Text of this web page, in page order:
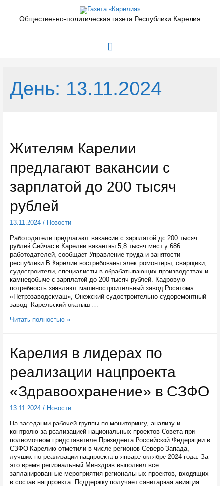
содержимомуОбщественно-политическая газета Республики Карелия
Главное
День: 13.11.2024
Жителям Карелии
предлагают вакансии с
зарплатой до 200 тысяч
рублей
13.11.2024/ Новости
Работодатели предлагают вакансии с зарплатой до 200 тысяч
рублей Сейчас в Карелии вакантны 5,8 тысяч мест у 686
работодателей, сообщает Управление труда и занятости
республики В Карелии востребованы электромонтеры, сварщики,
судостроители, специалисты в обрабатывающих производствах и
камнедобыче с зарплатой до 200 тысяч рублей. Кадровую
потребность заявляют машиностроительный завод Росатома
«Петрозаводскмаш», Онежский судостроительно-судоремонтный
завод, Карельский окатыш …
Жителям
с
зарплатой
до
200
тысяч
рублей
Читать полностью »
Карелия в лидерах по
реализации нацпроекта
«Здравоохранение» в СЗФО
13.11.2024/ Новости
На заседании рабочей группы по мониторингу, анализу и
контролю за реализацией национальных проектов Совета при
полномочном представителе Президента Российской Федерации в
СЗФО Карелию отметили в числе регионов Северо-Запада,
лучших по реализации нацпроекта в январе-октябре 2024 года. За
это время региональный Минздрав выполнил все
запланированные мероприятия региональных проектов, входящих
в состав нацпроекта. Поддержку получает санитарная авиация. …